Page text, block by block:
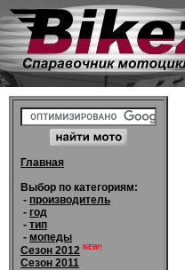
Главная
Выбор по категориям:
- производитель
- год
- тип
- мопеды
Сезон 2012 NEW!
Сезон 2011